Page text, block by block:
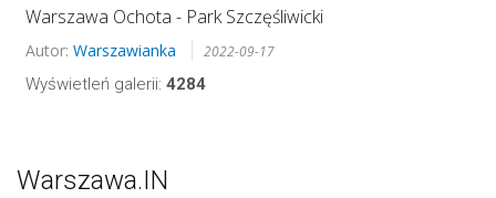
Warszawa Ochota - Park Szczęśliwicki
Autor: Warszawianka 2022-09-17
Wyświetleń galerii: 4284
Warszawa.IN